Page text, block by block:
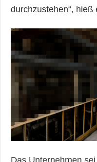
durchzustehen“, hieß